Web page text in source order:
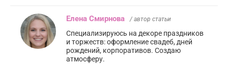
Елена Смирнова / автор статьи
Специализируюсь на декоре праздников
и торжеств: оформление свадеб, дней
рождений, корпоративов. Создаю
атмосферу.